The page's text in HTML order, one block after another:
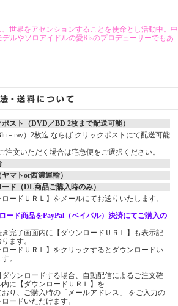
世界をアセンションすることを使命とし活動中。中
ルやソロアイドルの愛Risのプロデューサーでもあ
スト（DVD／BD 2枚まで配送可能）
－ray）2枚迄 ならば クリックポストにて配送可能
注文いただく場合は宅急便をご選択ください。
マトor西濃運輸）
ド（DL商品ご購入時のみ）
ロードＵＲＬ】をメールにてお送りいたします。
ード商品をPayPal（ペイパル）決済にてご購入の
き完了画面内に【ダウンロードＵＲＬ】も表示記
ます。
ロードＵＲＬ】をクリックするとダウンロードい
。
ダウンロードする場合、自動配信によるご注文確
に【ダウンロードＵＲＬ】を
り、ご購入時の「メールアドレス」 をご入力の
ードいただけます。